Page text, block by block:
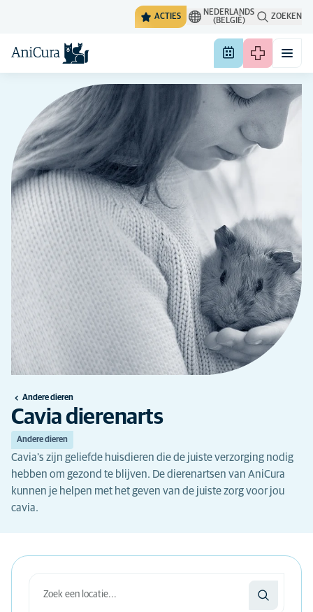
ACTIES
NEDERLANDS
(BELGIË)
ZOEKEN
Andere dieren
Cavia dierenarts
Andere dieren
Cavia's zijn geliefde huisdieren die de juiste verzorging nodig
hebben om gezond te blijven. De dierenartsen van AniCura
kunnen je helpen met het geven van de juiste zorg voor jou
cavia.